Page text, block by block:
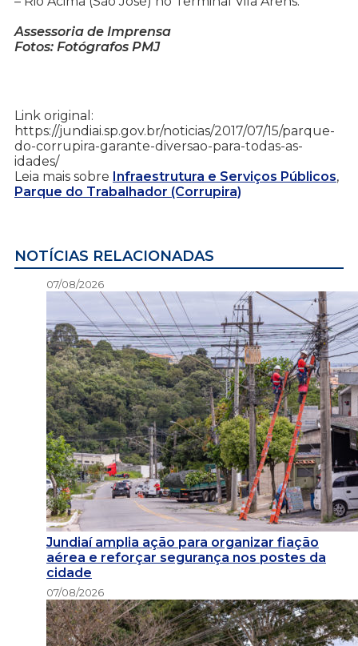
Assessoria de Imprensa
Fotos: Fotógrafos PMJ
Link original:
https://jundiai.sp.gov.br/noticias/2017/07/15/parque-
do-corrupira-garante-diversao-para-todas-as-
idades/
Leia mais sobre Infraestrutura e Serviços Públicos,
Parque do Trabalhador (Corrupira)
NOTÍCIAS RELACIONADAS
07/08/2026
Jundiaí amplia ação para organizar fiação
aérea e reforçar segurança nos postes da
cidade
07/08/2026